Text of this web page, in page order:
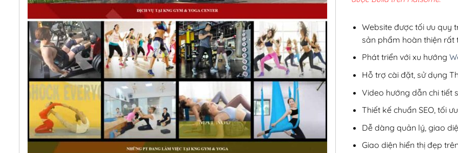
Website được tối ưu quy
sản phẩm hoàn thiện rất
Phát triển với xu hướng
Hỗ trợ cài đặt, sử dụng
Video hướng dẫn chi tiết
Thiết kế chuẩn SEO, tối
Dễ dàng quản lý, giao
Giao diện hiển thị đẹp